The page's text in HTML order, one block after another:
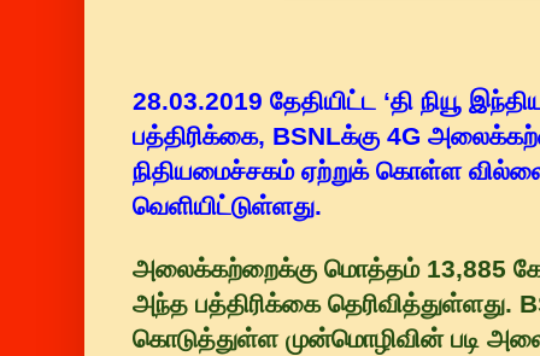
28.03.2019 தேதியிட்ட ‘தி நியூ
பத்திரிக்கை, BSNLக்கு 4G
நிதியமைச்சகம் ஏற்றுக் கொள்ள
வெளியிட்டுள்ளது.
அலைக்கற்றைக்கு மொத்தம் 13,885
அந்த பத்திரிக்கை தெரிவித்துள்ளது.
கொடுத்துள்ள முன்மொழிவின் படி